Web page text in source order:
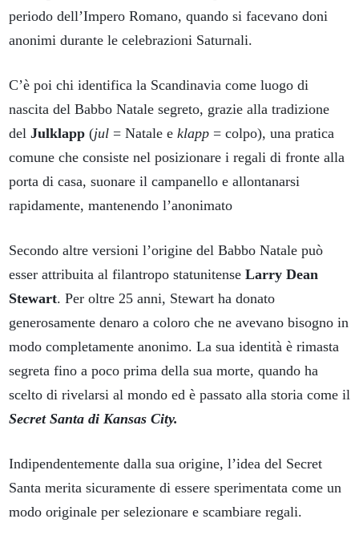
periodo dell’Impero Romano, quando si facevano doni
anonimi durante le celebrazioni Saturnali.
C’è poi chi identifica la Scandinavia come luogo di
nascita del Babbo Natale segreto, grazie alla tradizione
del Julklapp (jul = Natale e klapp = colpo), una pratica
comune che consiste nel posizionare i regali di fronte alla
porta di casa, suonare il campanello e allontanarsi
rapidamente, mantenendo l’anonimato
Secondo altre versioni l’origine del Babbo Natale può
esser attribuita al filantropo statunitense Larry Dean
Stewart. Per oltre 25 anni, Stewart ha donato
generosamente denaro a coloro che ne avevano bisogno in
modo completamente anonimo. La sua identità è rimasta
segreta fino a poco prima della sua morte, quando ha
scelto di rivelarsi al mondo ed è passato alla storia come il
Secret Santa di Kansas City.
Indipendentemente dalla sua origine, l’idea del Secret
Santa merita sicuramente di essere sperimentata come un
modo originale per selezionare e scambiare regali.